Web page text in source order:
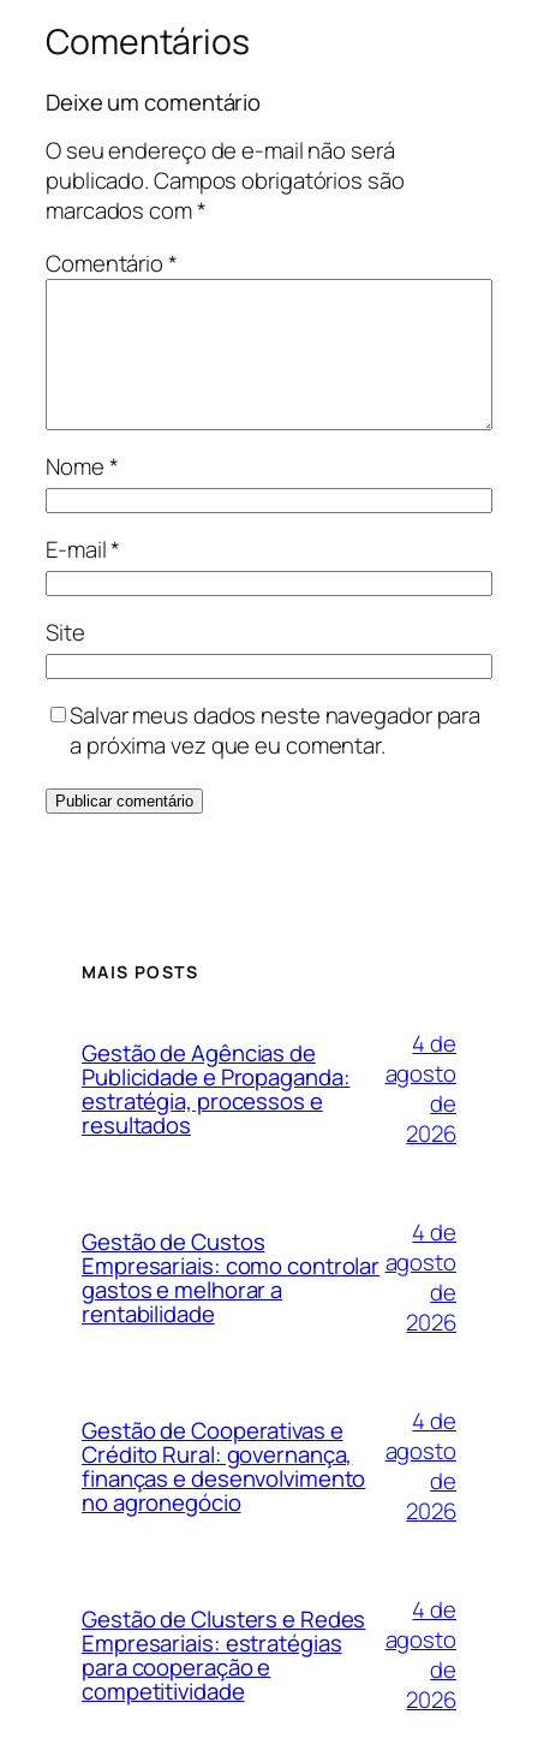
Comentários
Deixe um comentário
O seu endereço de e-mail não será
publicado.Campos obrigatórios são
marcados com*
Comentário*
Nome*
E-mail*
Site
Salvar meus dados neste navegador para
a próxima vez que eu comentar.
MAIS POSTS
Gestão de Agências de
Publicidade e Propaganda:
estratégia, processos e
resultados
4 de
agosto
de
2026
Gestão de Custos
Empresariais: como controlar
gastos e melhorar a
rentabilidade
4 de
agosto
de
2026
Gestão de Cooperativas e
Crédito Rural: governança,
finanças e desenvolvimento
no agronegócio
4 de
agosto
de
2026
Gestão de Clusters e Redes
Empresariais: estratégias
para cooperação e
competitividade
4 de
agosto
de
2026